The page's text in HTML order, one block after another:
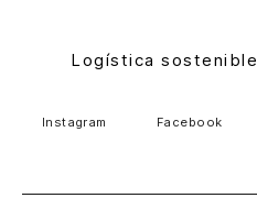
Logística sostenible
Instagram Facebook